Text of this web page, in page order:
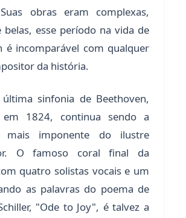
obras eram complexas,
belas, esse período na vida de
é incomparável com qualquer
da história.
sinfonia de Beethoven,
em 1824, continua sendo a
mais imponente do ilustre
O famoso coral final da
quatro solistas vocais e um
as palavras do poema de
"Ode to Joy", é talvez a